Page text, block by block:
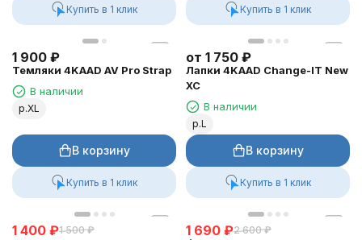
Купить в 1 клик Купить в 1 клик
1 900 ₽
Темляки 4KAAD AV Pro Strap
В наличии
р.XL
В корзину
Купить в 1 клик
от 1 750 ₽
Лапки 4KAAD Change-IT New
XC
В наличии
р.L
В корзину
Купить в 1 клик
1 400 ₽1 500 ₽ 1 690 ₽2 600 ₽